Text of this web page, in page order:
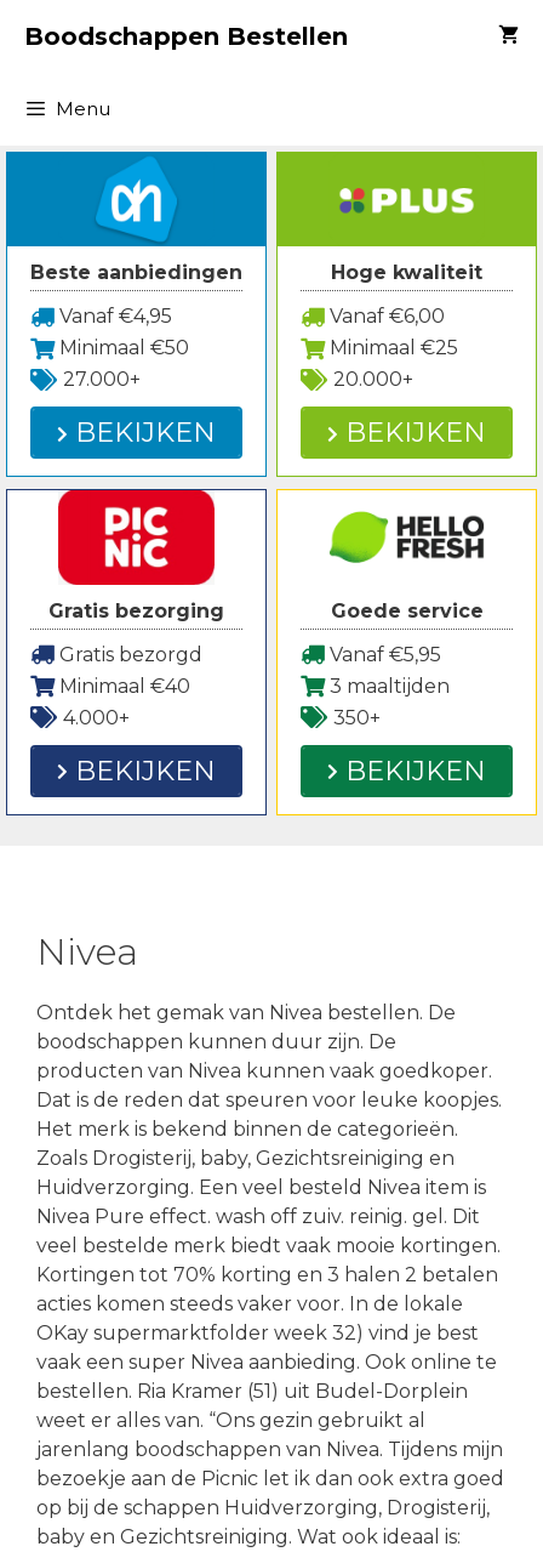
naarBoodschappen Bestellen
Menu
Beste aanbiedingen
Vanaf €4,95
Minimaal €50
27.000+
BEKIJKEN
Hoge kwaliteit
Vanaf €6,00
Minimaal €25
20.000+
BEKIJKEN
Gratis bezorging
Gratis bezorgd
Minimaal €40
4.000+
BEKIJKEN
Goede service
Vanaf €5,95
3 maaltijden
350+
BEKIJKEN
Nivea
Ontdek het gemak van Nivea bestellen. De
boodschappen kunnen duur zijn. De
producten van Nivea kunnen vaak goedkoper.
Dat is de reden dat speuren voor leuke koopjes.
Het merk is bekend binnen de categorieën.
Zoals Drogisterij, baby, Gezichtsreiniging en
Huidverzorging. Een veel besteld Nivea item is
Nivea Pure effect. wash off zuiv. reinig. gel. Dit
veel bestelde merk biedt vaak mooie kortingen.
Kortingen tot 70% korting en 3 halen 2 betalen
acties komen steeds vaker voor. In de lokale
OKay supermarktfolder week 32) vind je best
vaak een super Nivea aanbieding. Ook online te
bestellen. Ria Kramer (51) uit Budel-Dorplein
weet er alles van. “Ons gezin gebruikt al
jarenlang boodschappen van Nivea. Tijdens mijn
bezoekje aan de Picnic let ik dan ook extra goed
op bij de schappen Huidverzorging, Drogisterij,
baby en Gezichtsreiniging. Wat ook ideaal is: